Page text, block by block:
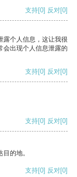
支持[0] 反对[0]
露个人信息，这让我很
会出现个人信息泄露的
支持[0] 反对[0]
支持[0] 反对[0]
的地。
支持[0] 反对[0]